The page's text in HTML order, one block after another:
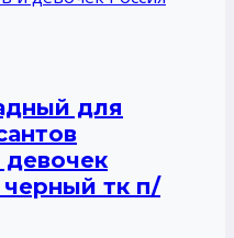
для
девочек
черный тк п/